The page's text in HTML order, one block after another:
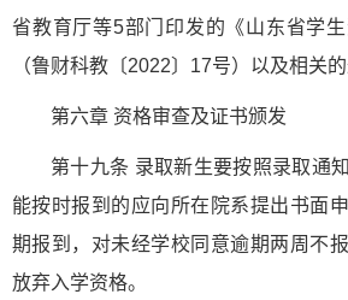
省教育厅等5部门印发的《山东省学生
（鲁财科教〔2022〕17号）以及相关
第六章 资格审查及证书颁发
第十九条 录取新生要按照录取通
能按时报到的应向所在院系提出书面
期报到，对未经学校同意逾期两周不
放弃入学资格。